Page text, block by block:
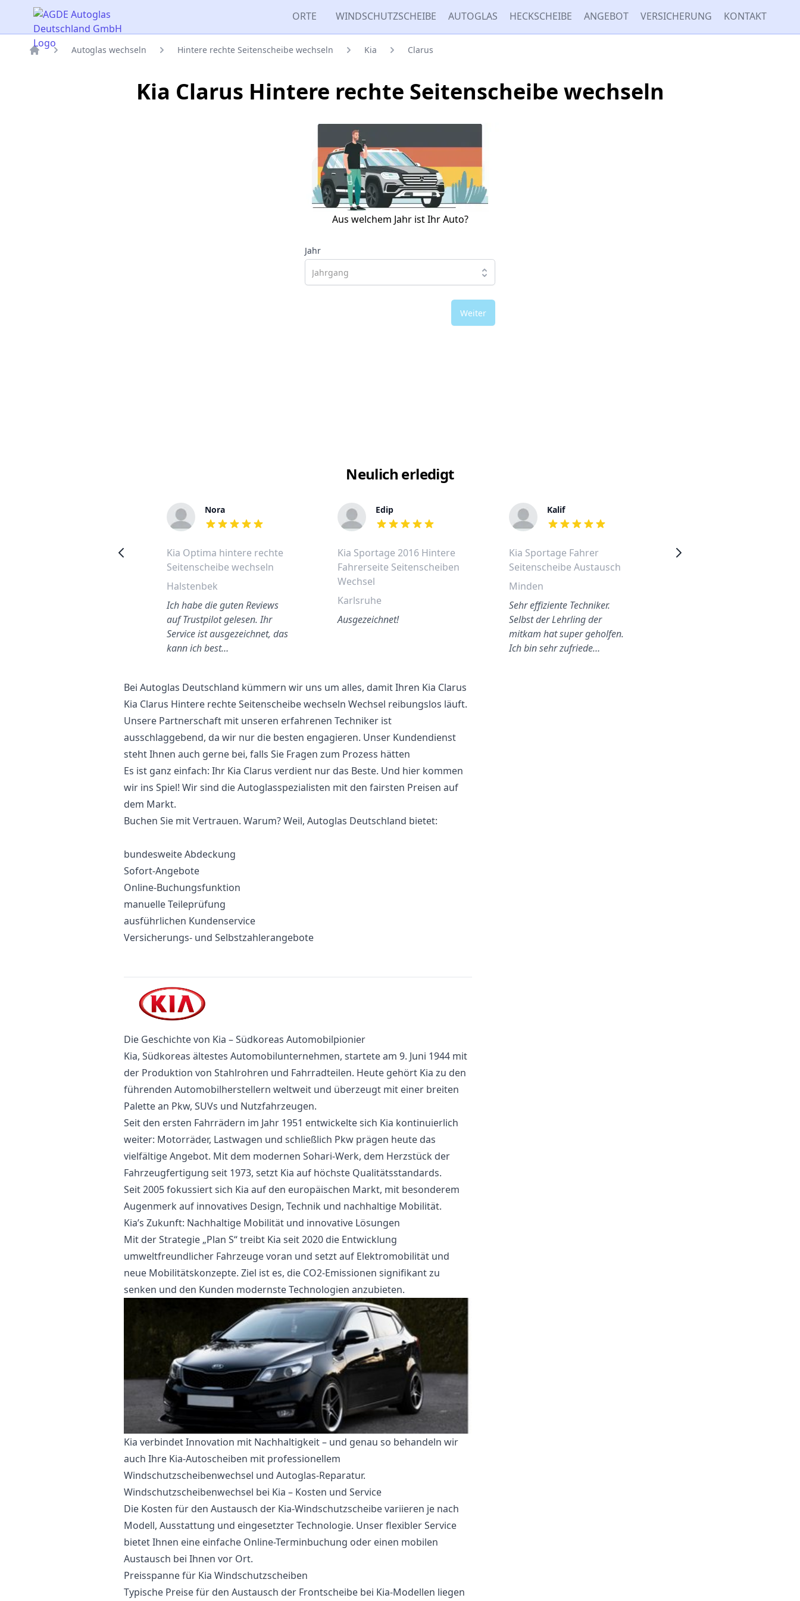
AGDE Autoglas Deutschland GmbH ORTE WINDSCHUTZSCHEIBE AUTOGLAS HECKSCHEIBE ANGEBOT VERSICHERUNG KONTAKT
Autoglas wechseln Hintere rechte Seitenscheibe wechseln Kia Clarus
Kia Clarus Hintere rechte Seitenscheibe wechseln
Aus welchem Jahr ist Ihr Auto?
Jahr
Weiter
Neulich erledigt
Nora
out of 5 stars
Kia Optima hintere rechte
Seitenscheibe wechseln
Halstenbek
Ich habe die guten Reviews
auf Trustpilot gelesen. Ihr
Service ist ausgezeichnet, das
kann ich best…
Edip
out of 5 stars
Kia Sportage 2016 Hintere
Fahrerseite Seitenscheiben
Wechsel
Karlsruhe
Ausgezeichnet!
Kalif
out of 5 stars
Kia Sportage Fahrer
Seitenscheibe Austausch
Minden
Sehr effiziente Techniker.
Selbst der Lehrling der
mitkam hat super geholfen.
Ich bin sehr zufriede…
Kia Sportage 2006 Fahrer
Bei Autoglas Deutschland kümmern wir uns um alles, damit Ihren Kia Clarus
Kia Clarus Hintere rechte Seitenscheibe wechseln Wechsel reibungslos läuft.
Unsere Partnerschaft mit unseren erfahrenen Techniker ist
ausschlaggebend, da wir nur die besten engagieren. Unser Kundendienst
steht Ihnen auch gerne bei, falls Sie Fragen zum Prozess hätten
Es ist ganz einfach: Ihr Kia Clarus verdient nur das Beste. Und hier kommen
wir ins Spiel! Wir sind die Autoglasspezialisten mit den fairsten Preisen auf
dem Markt.
Buchen Sie mit Vertrauen. Warum? Weil, Autoglas Deutschland bietet:
bundesweite Abdeckung
Sofort-Angebote
Online-Buchungsfunktion
manuelle Teileprüfung
ausführlichen Kundenservice
Versicherungs- und Selbstzahlerangebote
Die Geschichte von Kia – Südkoreas Automobilpionier
Kia, Südkoreas ältestes Automobilunternehmen, startete am 9. Juni 1944 mit
der Produktion von Stahlrohren und Fahrradteilen. Heute gehört Kia zu den
führenden Automobilherstellern weltweit und überzeugt mit einer breiten
Palette an Pkw, SUVs und Nutzfahrzeugen.
Seit den ersten Fahrrädern im Jahr 1951 entwickelte sich Kia kontinuierlich
weiter: Motorräder, Lastwagen und schließlich Pkw prägen heute das
vielfältige Angebot. Mit dem modernen Sohari-Werk, dem Herzstück der
Fahrzeugfertigung seit 1973, setzt Kia auf höchste Qualitätsstandards.
Seit 2005 fokussiert sich Kia auf den europäischen Markt, mit besonderem
Augenmerk auf innovatives Design, Technik und nachhaltige Mobilität.
Kia’s Zukunft: Nachhaltige Mobilität und innovative Lösungen
Mit der Strategie „Plan S“ treibt Kia seit 2020 die Entwicklung
umweltfreundlicher Fahrzeuge voran und setzt auf Elektromobilität und
neue Mobilitätskonzepte. Ziel ist es, die CO2-Emissionen signifikant zu
senken und den Kunden modernste Technologien anzubieten.
Kia verbindet Innovation mit Nachhaltigkeit – und genau so behandeln wir
auch Ihre Kia-Autoscheiben mit professionellem
Windschutzscheibenwechsel und Autoglas-Reparatur.
Windschutzscheibenwechsel bei Kia – Kosten und Service
Die Kosten für den Austausch der Kia-Windschutzscheibe variieren je nach
Modell, Ausstattung und eingesetzter Technologie. Unser flexibler Service
bietet Ihnen eine einfache Online-Terminbuchung oder einen mobilen
Austausch bei Ihnen vor Ort.
Preisspanne für Kia Windschutzscheiben
Typische Preise für den Austausch der Frontscheibe bei Kia-Modellen liegen